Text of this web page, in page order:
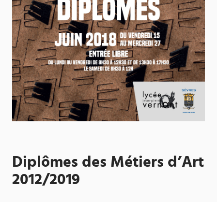
Diplômes des Métiers d’Art
2012/2019